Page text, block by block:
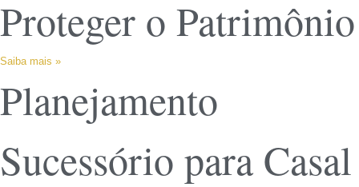
Proteger o Patrimônio
Saiba mais »
Planejamento
Sucessório para Casal